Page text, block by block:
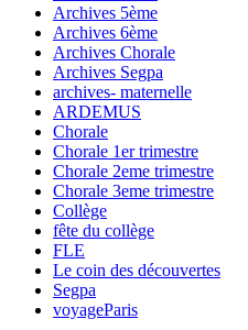
Archives 5ème
Archives 6ème
Archives Chorale
Archives Segpa
archives- maternelle
ARDEMUS
Chorale
Chorale 1er trimestre
Chorale 2eme trimestre
Chorale 3eme trimestre
Collège
fête du collège
FLE
Le coin des découvertes
Segpa
voyageParis